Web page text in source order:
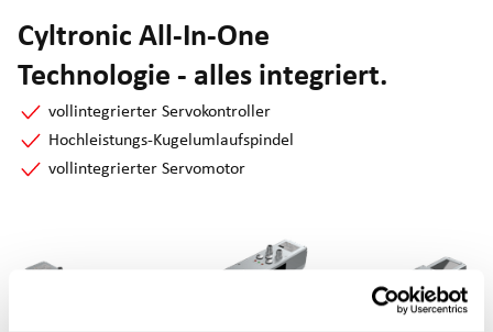
Cyltronic All-In-One
Technologie - alles integriert.
vollintegrierter Servokontroller
Hochleistungs-Kugelumlaufspindel
vollintegrierter Servomotor